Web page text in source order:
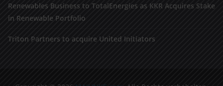
Renewables Business to TotalEnergies as KKR Acquires Stake
in Renewable Portfolio
Triton Partners to acquire United Initiators